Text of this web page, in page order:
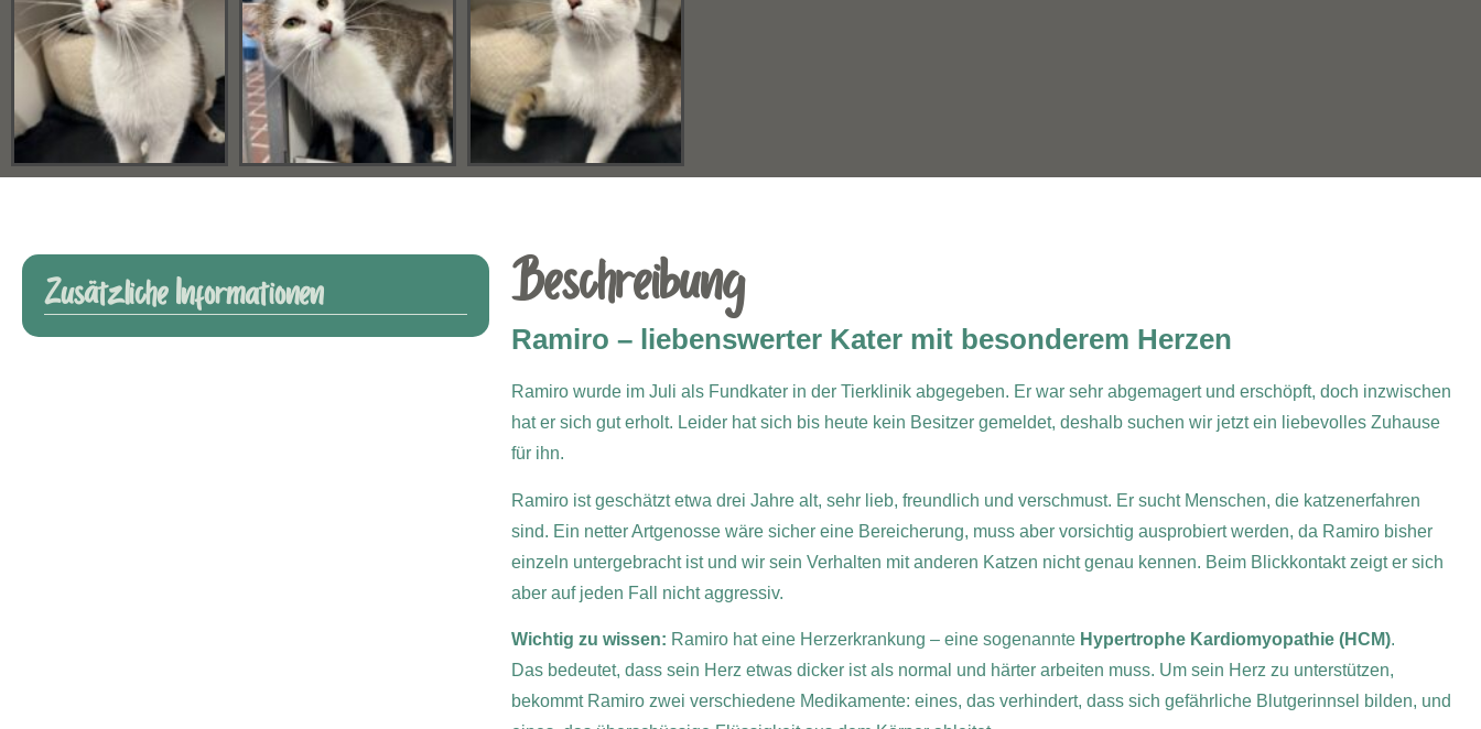
Zusätzliche Informationen Beschreibung
Ramiro – liebenswerter Kater mit besonderem Herzen
Ramiro wurde im Juli als Fundkater in der Tierklinik abgegeben. Er war sehr abgemagert und erschöpft, doch inzwischen
hat er sich gut erholt. Leider hat sich bis heute kein Besitzer gemeldet, deshalb suchen wir jetzt ein liebevolles Zuhause
für ihn.
Ramiro ist geschätzt etwa drei Jahre alt, sehr lieb, freundlich und verschmust. Er sucht Menschen, die katzen­erfahren
sind. Ein netter Artgenosse wäre sicher eine Bereicherung, muss aber vorsichtig ausprobiert werden, da Ramiro bisher
einzeln untergebracht ist und wir sein Verhalten mit anderen Katzen nicht genau kennen. Beim Blickkontakt zeigt er sich
aber auf jeden Fall nicht aggressiv.
Wichtig zu wissen: Ramiro hat eine Herzerkrankung – eine sogenannte Hypertrophe Kardiomyopathie (HCM).
Das bedeutet, dass sein Herz etwas dicker ist als normal und härter arbeiten muss. Um sein Herz zu unterstützen,
bekommt Ramiro zwei verschiedene Medikamente: eines, das verhindert, dass sich gefährliche Blutgerinnsel bilden, und